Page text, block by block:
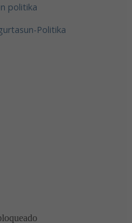
politika
Politika